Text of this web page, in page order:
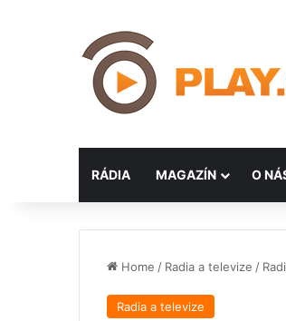
RÁDIA MAGAZÍN O
Home / Radia a televize /
Radia a televize